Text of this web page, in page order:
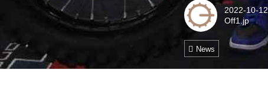
2022-10-12
Off1.jp
News